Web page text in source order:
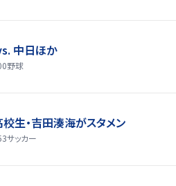
中日ほか
野球
生・吉田湊海がスタメン
サッカー